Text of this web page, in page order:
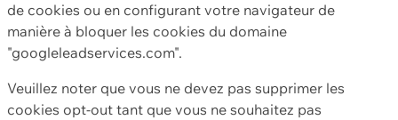
de cookies ou en configurant votre navigateur de
manière à bloquer les cookies du domaine
"googleleadservices.com".
Veuillez noter que vous ne devez pas supprimer les
cookies opt-out tant que vous ne souhaitez pas